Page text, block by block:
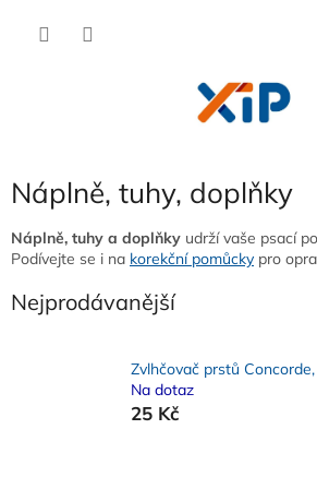
Náplně, tuhy, doplňky
Náplně, tuhy a doplňky udrží vaše psací
Podívejte se i na korekční pomůcky pro
Nejprodávanější
Zvlhčovač prstů
Na dotaz
25 Kč